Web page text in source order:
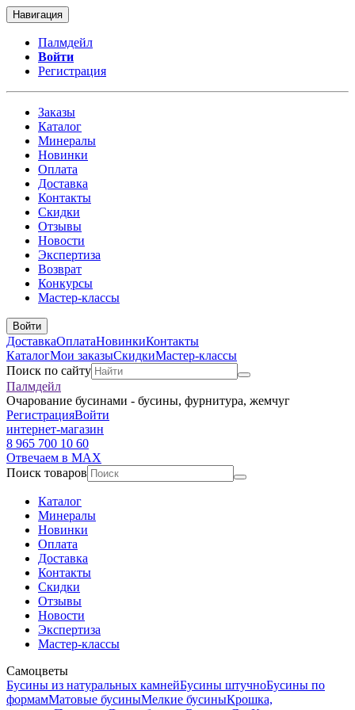
Навигация
Палмдейл
Войти
Регистрация
Заказы
Каталог
Минералы
Новинки
Оплата
Доставка
Контакты
Скидки
Отзывы
Новости
Экспертиза
Возврат
Конкурсы
Мастер-классы
Войти
ДоставкаОплатаНовинкиКонтакты
КаталогМои заказыСкидкиМастер-классы
Поиск по сайту
Палмдейл
Очарование бусинами - бусины, фурнитура, жемчуг
РегистрацияВойти
интернет-магазин
8 965 700 10 60
Отвечаем в MAX
Поиск товаров
Каталог
Минералы
Новинки
Оплата
Доставка
Контакты
Скидки
Отзывы
Новости
Экспертиза
Мастер-классы
Самоцветы
Бусины из натуральных камнейБусины штучноБусины по
формамМатовые бусиныМелкие бусиныКрошка,